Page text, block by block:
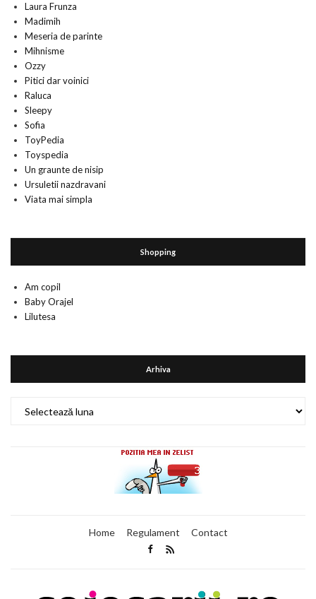
Laura Frunza
Madimih
Meseria de parinte
Mihnisme
Ozzy
Pitici dar voinici
Raluca
Sleepy
Sofia
ToyPedia
Toyspedia
Un graunte de nisip
Ursuletii nazdravani
Viata mai simpla
Shopping
Am copil
Baby Orajel
Lilutesa
Arhiva
Home Regulament Contact